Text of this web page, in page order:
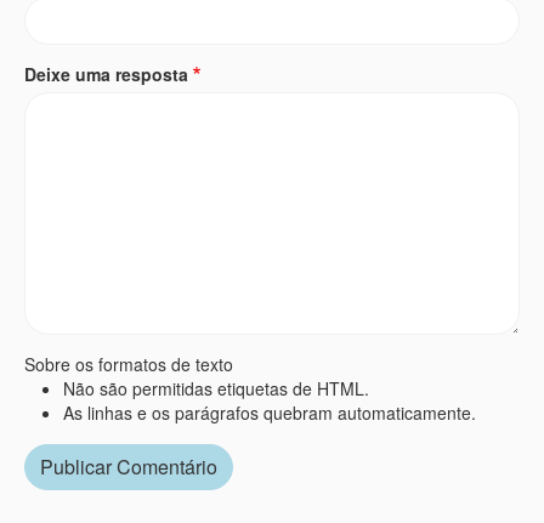
Deixe uma resposta
Sobre os formatos de texto
Não são permitidas etiquetas de HTML.
As linhas e os parágrafos quebram automaticamente.